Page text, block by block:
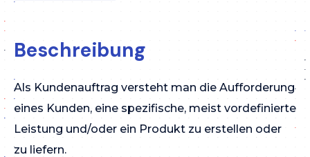
Beschreibung
Als Kundenauftrag versteht man die Aufforderung
eines Kunden, eine spezifische, meist vordefinierte
Leistung und/oder ein Produkt zu erstellen oder
zu liefern.